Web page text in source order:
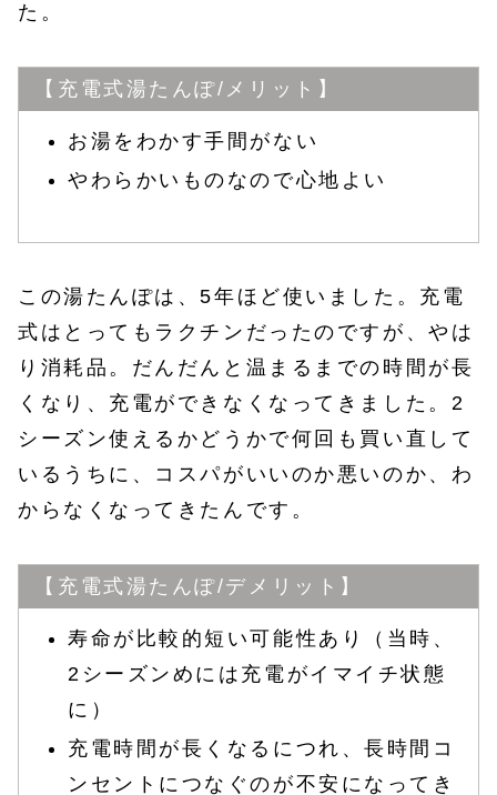
た。
【充電式湯たんぽ/メリット】
お湯をわかす手間がない
やわらかいものなので心地よい
この湯たんぽは、5年ほど使いました。充電
式はとってもラクチンだったのですが、やは
り消耗品。だんだんと温まるまでの時間が長
くなり、充電ができなくなってきました。2
シーズン使えるかどうかで何回も買い直して
いるうちに、コスパがいいのか悪いのか、わ
からなくなってきたんです。
【充電式湯たんぽ/デメリット】
寿命が比較的短い可能性あり（当時、
2シーズンめには充電がイマイチ状態
に）
充電時間が長くなるにつれ、長時間コ
ンセントにつなぐのが不安になってき